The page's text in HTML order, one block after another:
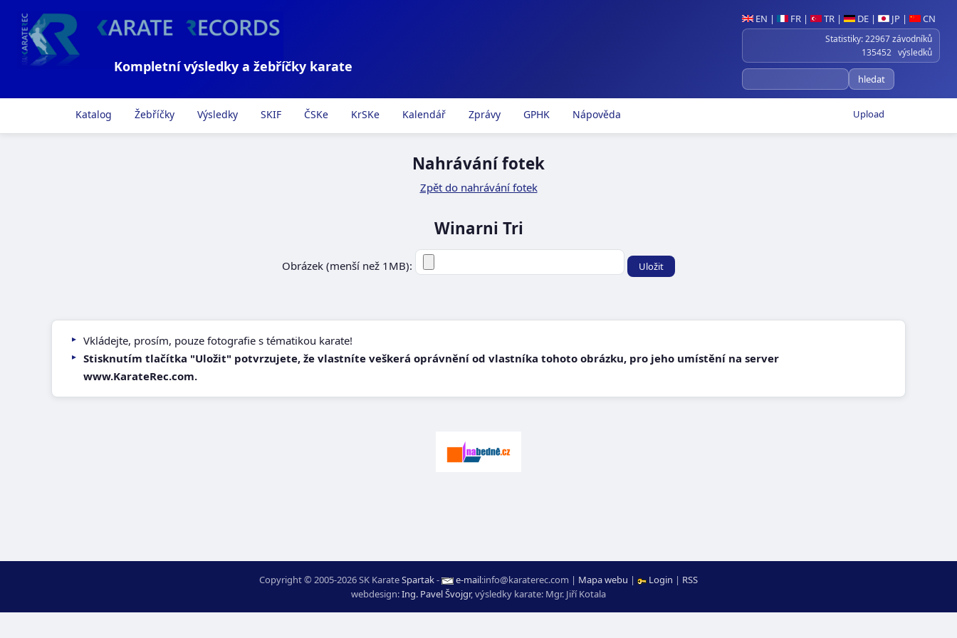
EN | FR | TR | DE | JP | CN
Statistiky: 22967 závodníků
135452 výsledků
Kompletní výsledky a žebříčky karate
Upload
Katalog Žebříčky Výsledky SKIF ČSKe KrSKe Kalendář Zprávy GPHK Nápověda
Nahrávání fotek
Zpět do nahrávání fotek
Winarni Tri
Obrázek (menší než 1MB):
Vkládejte, prosím, pouze fotografie s tématikou karate!
Stisknutím tlačítka "Uložit" potvrzujete, že vlastníte veškerá oprávnění od vlastníka tohoto obrázku, pro jeho umístění na server
www.KarateRec.com.
Copyright © 2005-2026 SK KarateSpartak- e-mail:moc.ceretarak@ofni | Mapa webu | Login | RSS
webdesign:Ing. Pavel Švojgr,výsledky karate: Mgr. Jiří Kotala